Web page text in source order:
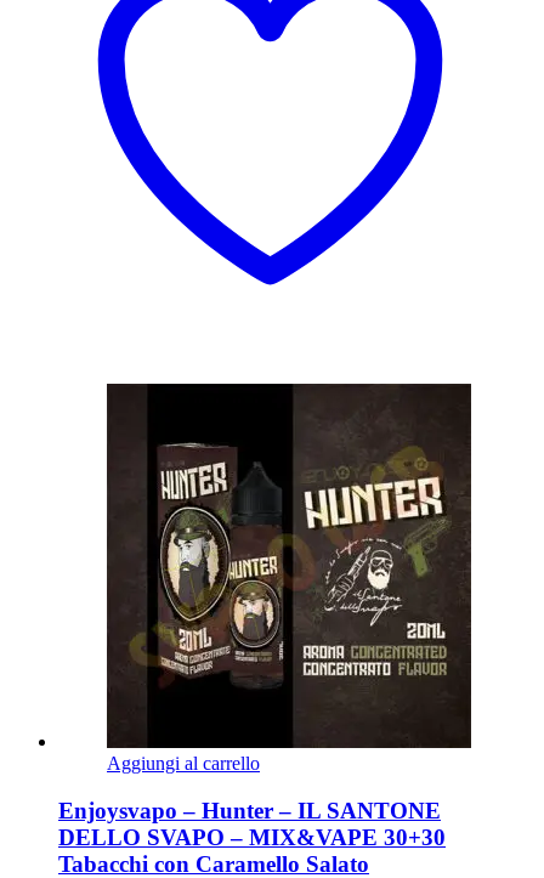
Aggiungi al carrello
Enjoysvapo – Hunter – IL SANTONE
DELLO SVAPO – MIX&VAPE 30+30
Tabacchi con Caramello Salato